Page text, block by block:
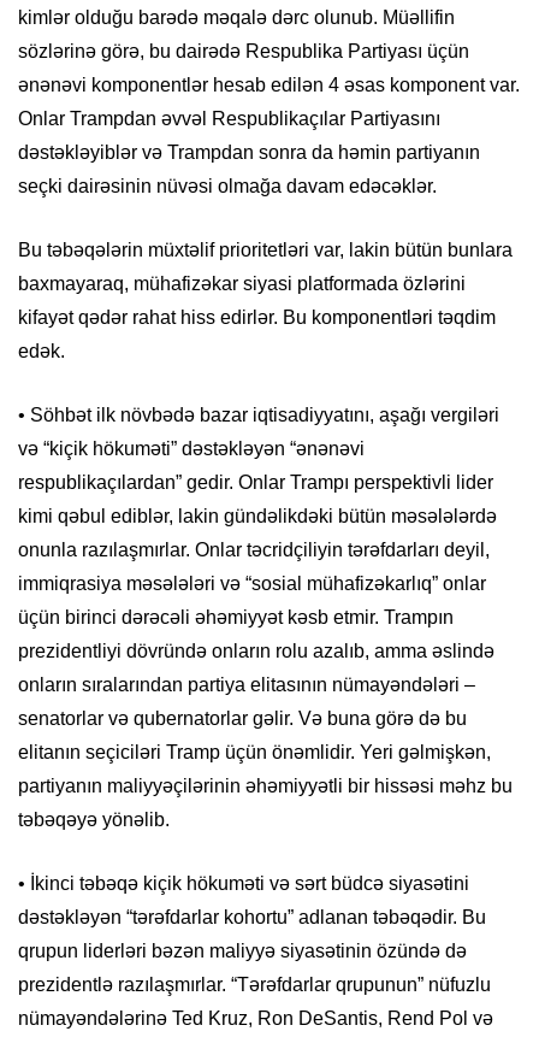
kimlər olduğu barədə məqalə dərc olunub. Müəllifin
sözlərinə görə, bu dairədə Respublika Partiyası üçün
ənənəvi komponentlər hesab edilən 4 əsas komponent var.
Onlar Trampdan əvvəl Respublikaçılar Partiyasını
dəstəkləyiblər və Trampdan sonra da həmin partiyanın
seçki dairəsinin nüvəsi olmağa davam edəcəklər.
Bu təbəqələrin müxtəlif prioritetləri var, lakin bütün bunlara
baxmayaraq, mühafizəkar siyasi platformada özlərini
kifayət qədər rahat hiss edirlər. Bu komponentləri təqdim
edək.
• Söhbət ilk növbədə bazar iqtisadiyyatını, aşağı vergiləri
və “kiçik hökuməti” dəstəkləyən “ənənəvi
respublikaçılardan” gedir. Onlar Trampı perspektivli lider
kimi qəbul ediblər, lakin gündəlikdəki bütün məsələlərdə
onunla razılaşmırlar. Onlar təcridçiliyin tərəfdarları deyil,
immiqrasiya məsələləri və “sosial mühafizəkarlıq” onlar
üçün birinci dərəcəli əhəmiyyət kəsb etmir. Trampın
prezidentliyi dövründə onların rolu azalıb, amma əslində
onların sıralarından partiya elitasının nümayəndələri –
senatorlar və qubernatorlar gəlir. Və buna görə də bu
elitanın seçiciləri Tramp üçün önəmlidir. Yeri gəlmişkən,
partiyanın maliyyəçilərinin əhəmiyyətli bir hissəsi məhz bu
təbəqəyə yönəlib.
• İkinci təbəqə kiçik hökuməti və sərt büdcə siyasətini
dəstəkləyən “tərəfdarlar kohortu” adlanan təbəqədir. Bu
qrupun liderləri bəzən maliyyə siyasətinin özündə də
prezidentlə razılaşmırlar. “Tərəfdarlar qrupunun” nüfuzlu
nümayəndələrinə Ted Kruz, Ron DeSantis, Rend Pol və